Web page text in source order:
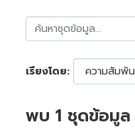
เรียงโดย
พบ 1 ชุดข้อมูล